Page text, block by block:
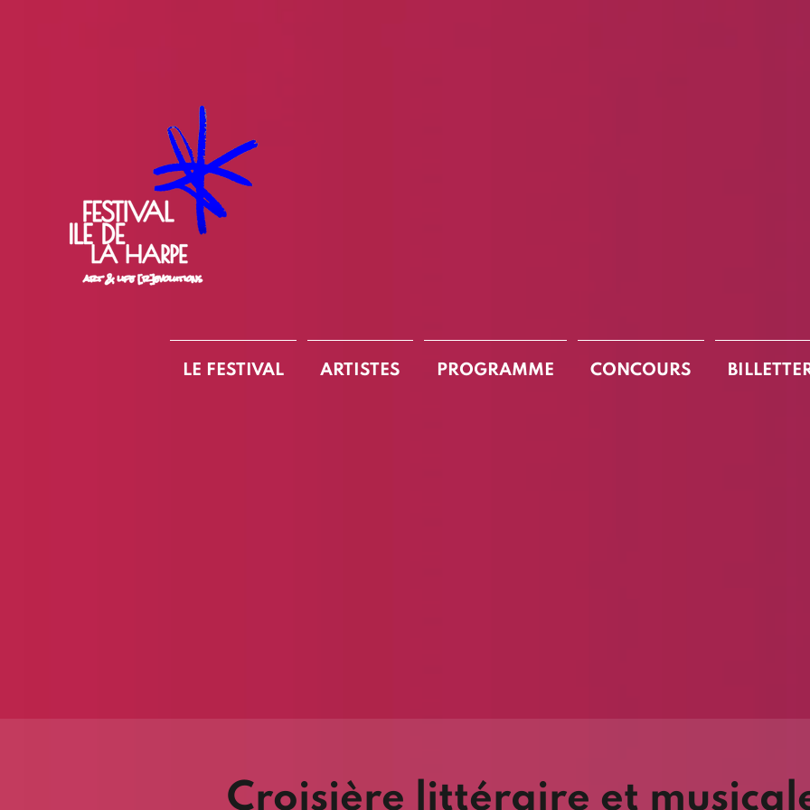
LE FESTIVAL ARTISTES PROGRAMME CONCOURS
Croisière littéraire et